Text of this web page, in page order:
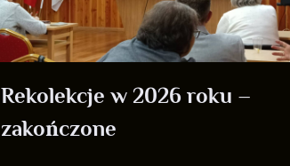
Rekolekcje w 2026 roku –
zakończone